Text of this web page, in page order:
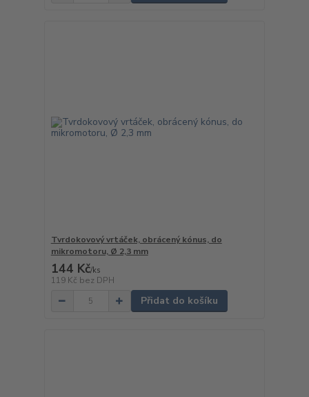
Tvrdokovový vrtáček, obrácený kónus, do
mikromotoru, Ø 2,3 mm
144 Kč/ks
119 Kč bez DPH
Přidat do košíku